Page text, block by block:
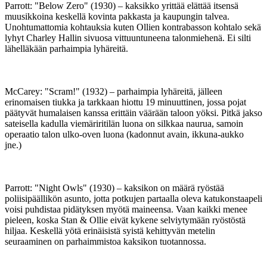
Parrott: "Below Zero" (1930) – kaksikko yrittää elättää itsensä
muusikkoina keskellä kovinta pakkasta ja kaupungin talvea.
Unohtumattomia kohtauksia kuten Ollien kontrabasson kohtalo sekä
lyhyt Charley Hallin sivuosa vittuuntuneena talonmiehenä. Ei silti
lähelläkään parhaimpia lyhäreitä.
McCarey: "Scram!" (1932) – parhaimpia lyhäreitä, jälleen
erinomaisen tiukka ja tarkkaan hiottu 19 minuuttinen, jossa pojat
päätyvät humalaisen kanssa erittäin väärään taloon yöksi. Pitkä jakso
sateisella kadulla viemäriritilän luona on silkkaa naurua, samoin
operaatio talon ulko-oven luona (kadonnut avain, ikkuna-aukko
jne.)
Parrott: "Night Owls" (1930) – kaksikon on määrä ryöstää
poliisipäällikön asunto, jotta potkujen partaalla oleva katukonstaapeli
voisi puhdistaa pidätyksen myötä maineensa. Vaan kaikki menee
pieleen, koska Stan & Ollie eivät kykene selviytymään ryöstöstä
hiljaa. Keskellä yötä erinäisistä syistä kehittyvän metelin
seuraaminen on parhaimmistoa kaksikon tuotannossa.